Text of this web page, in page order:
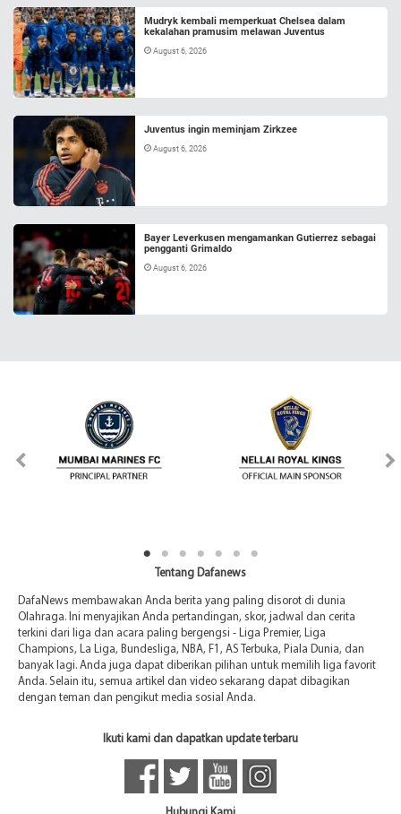
Mudryk kembali memperkuat Chelsea dalam
kekalahan pramusim melawan Juventus
August 6, 2026
Juventus ingin meminjam Zirkzee
August 6, 2026
Bayer Leverkusen mengamankan Gutierrez sebagai
pengganti Grimaldo
August 6, 2026
Tentang Dafanews
DafaNews membawakan Anda berita yang paling disorot di dunia
Olahraga. Ini menyajikan Anda pertandingan, skor, jadwal dan cerita
terkini dari liga dan acara paling bergengsi - Liga Premier, Liga
Champions, La Liga, Bundesliga, NBA, F1, AS Terbuka, Piala Dunia, dan
banyak lagi. Anda juga dapat diberikan pilihan untuk memilih liga favorit
Anda. Selain itu, semua artikel dan video sekarang dapat dibagikan
dengan teman dan pengikut media sosial Anda.
Ikuti kami dan dapatkan update terbaru